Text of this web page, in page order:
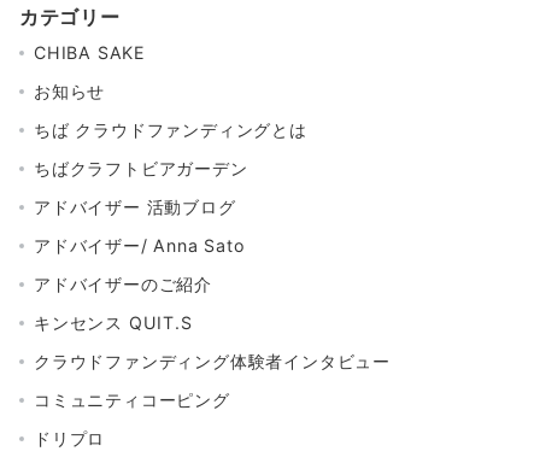
カテゴリー
CHIBA SAKE
お知らせ
ちば クラウドファンディングとは
ちばクラフトビアガーデン
アドバイザー 活動ブログ
アドバイザー/ Anna Sato
アドバイザーのご紹介
キンセンス QUIT.S
クラウドファンディング体験者インタビュー
コミュニティコーピング
ドリプロ